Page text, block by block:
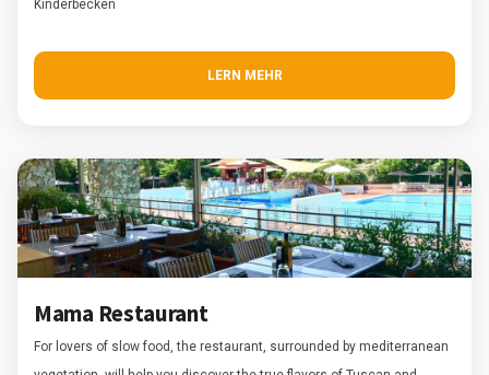
Kinderbecken
LERN MEHR
Mama Restaurant
For lovers of slow food, the restaurant, surrounded by mediterranean